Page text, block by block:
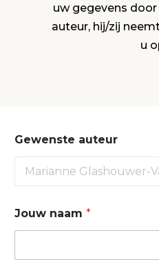
uw gegevens
auteur, hij/zij
u
o
u
t
e
r
Gewenste auteur
Jouw naam *